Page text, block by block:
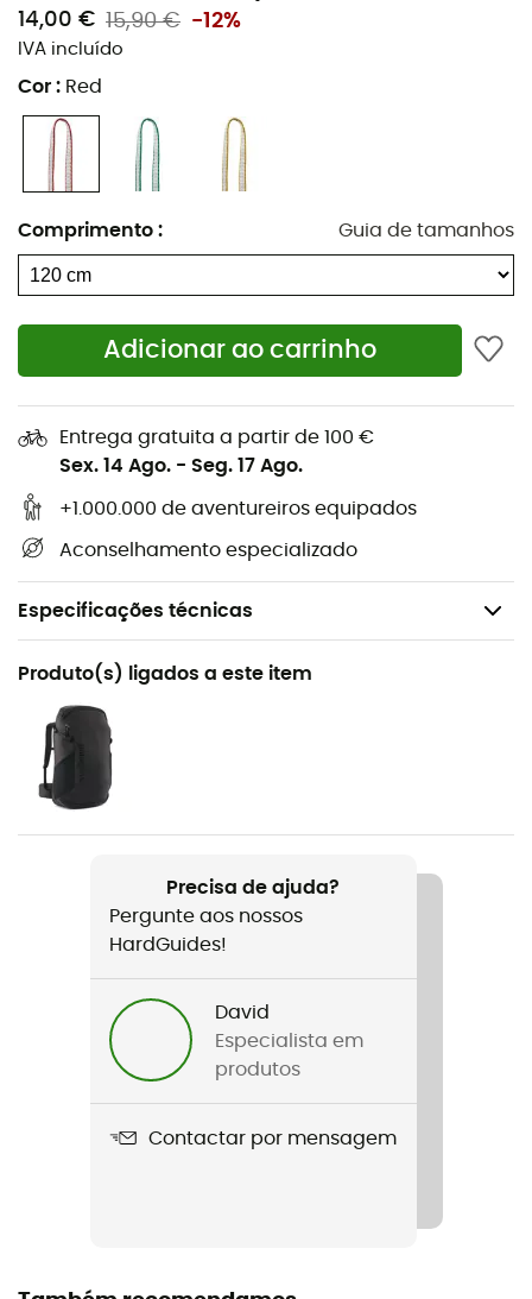
14,00 € 15,90 € -12%
IVA incluído
Cor : Red
Comprimento : Guia de tamanhos
Adicionar ao carrinho
Entrega gratuita a partir de 100 €
Sex. 14 Ago. - Seg. 17 Ago.
+1.000.000 de aventureiros equipados
Aconselhamento especializado
Especificações técnicas
Recomendado para
Escalada em bloco / Escalada de grandes vias /
Alpinismo
Peso
10 g (24 cm) / 20 g (60 cm) / 40 g (120 cm)
Tecnologias utilizadas
Dyneema®
Polyéthylène, Polyamide, Polyester
Origem Europeia Garantida
Produto(s) ligados a este item
Precisa de ajuda?
Pergunte aos nossos
HardGuides!
David
Especialista em
produtos
Contactar por mensagem